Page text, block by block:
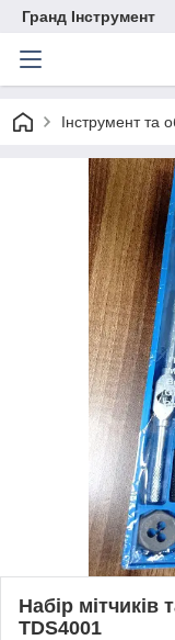
Гранд Інструмент
Інструмент та
Набір
TDS4001